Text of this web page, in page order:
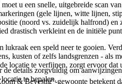
details zorgvuldig om
te bepalen.
u een snelle, uitgebreide scan
(gele lijnen, witte lijnen,
(noord vs. zuidelijk halfrond) en
drastisch verkleint en de initiële
lukraak een speld neer te gooien.
kusten of zelfs landsgrenzen - als
locatie te verfijnen, zorgt ervoor
& Bevestig"-gewoonte betekent